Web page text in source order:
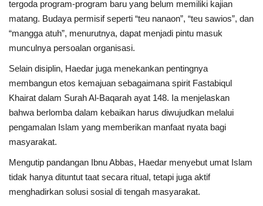
tergoda program-program baru yang belum memiliki kajian
matang. Budaya permisif seperti “teu nanaon”, “teu sawios”, dan
“mangga atuh”, menurutnya, dapat menjadi pintu masuk
munculnya persoalan organisasi.
Selain disiplin, Haedar juga menekankan pentingnya
membangun etos kemajuan sebagaimana spirit Fastabiqul
Khairat dalam Surah Al-Baqarah ayat 148. Ia menjelaskan
bahwa berlomba dalam kebaikan harus diwujudkan melalui
pengamalan Islam yang memberikan manfaat nyata bagi
masyarakat.
Mengutip pandangan Ibnu Abbas, Haedar menyebut umat Islam
tidak hanya dituntut taat secara ritual, tetapi juga aktif
menghadirkan solusi sosial di tengah masyarakat.